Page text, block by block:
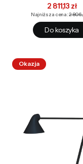
Cena
2 811,13 zł
Najniższa cena: 2
Do koszyka
Okazja